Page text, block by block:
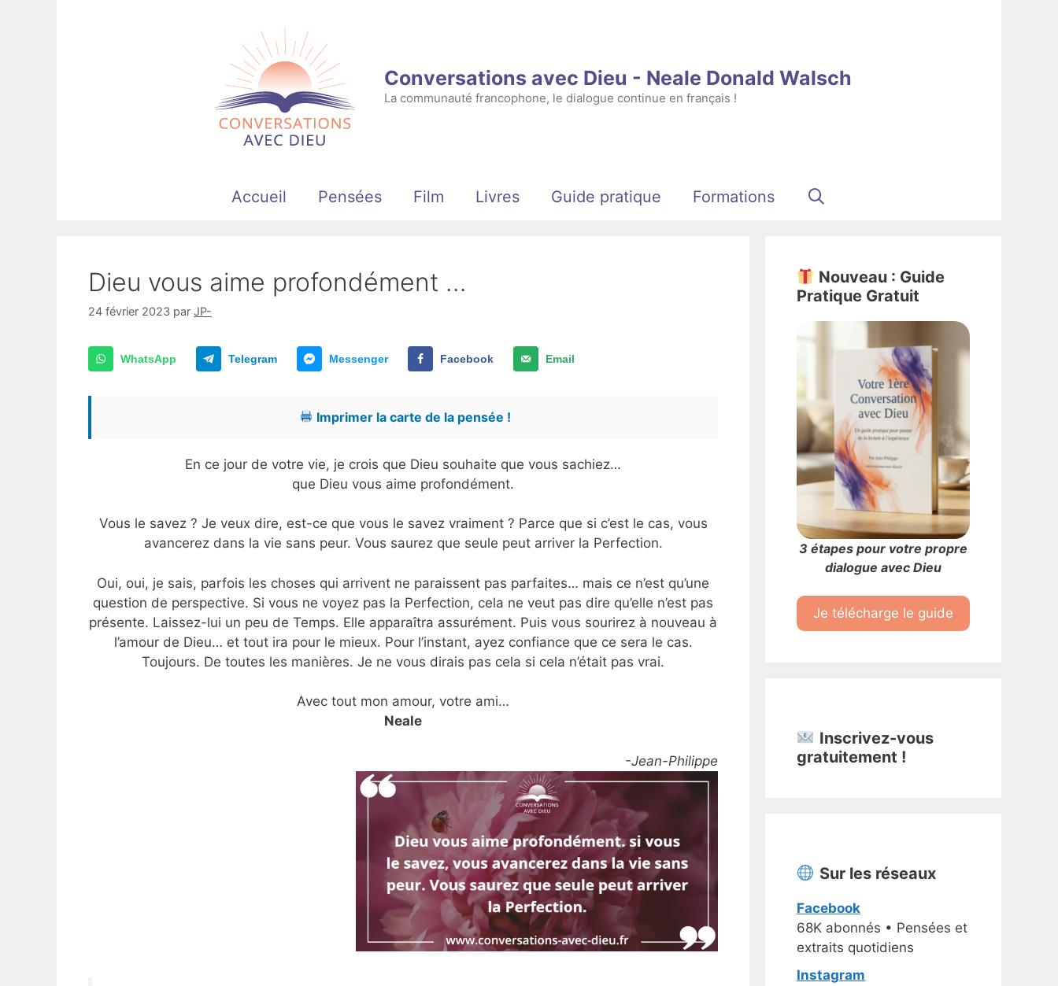
Conversations avec Dieu - Neale Donald Walsch
La communauté francophone, le dialogue continue en français !
Accueil Pensées Film Livres Guide pratique Formations
Dieu vous aime profondément …
24 février 2023 par JP-
WhatsApp Telegram Messenger Facebook Email
Imprimer la carte de la pensée !
En ce jour de votre vie, je crois que Dieu souhaite que vous sachiez…
que Dieu vous aime profondément.
Vous le savez ? Je veux dire, est-ce que vous le savez vraiment ? Parce que si c’est le cas, vous
avancerez dans la vie sans peur. Vous saurez que seule peut arriver la Perfection.
Oui, oui, je sais, parfois les choses qui arrivent ne paraissent pas parfaites… mais ce n’est qu’une
question de perspective. Si vous ne voyez pas la Perfection, cela ne veut pas dire qu’elle n’est pas
présente. Laissez-lui un peu de Temps. Elle apparaîtra assurément. Puis vous sourirez à nouveau à
l’amour de Dieu… et tout ira pour le mieux. Pour l’instant, ayez confiance que ce sera le cas.
Toujours. De toutes les manières. Je ne vous dirais pas cela si cela n’était pas vrai.
Avec tout mon amour, votre ami…
Neale
-Jean-Philippe
Nouveau : Guide
Pratique Gratuit
3 étapes pour votre propre
dialogue avec Dieu
Je télécharge le guide
Inscrivez-vous
gratuitement !
Sur les réseaux
Facebook
68K abonnés • Pensées et
extraits quotidiens
Instagram